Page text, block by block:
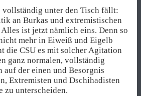
vollständig unter den Tisch fällt:
an Burkas und extremistischen
ist jetzt nämlich eins. Denn so
mehr in Eiweiß und Eigelb
die CSU es mit solcher Agitation
ganz normalen, vollständig
auf der einen und Besorgnis
Extremisten und Dschihadisten
zu unterscheiden.